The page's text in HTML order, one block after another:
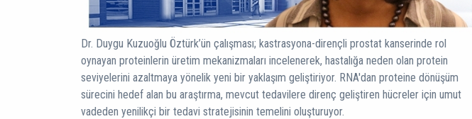
Dr. Duygu Kuzuoğlu Öztürk’ün çalışması; kastrasyona-dirençli prostat kanserinde rol
oynayan proteinlerin üretim mekanizmaları incelenerek, hastalığa neden olan protein
seviyelerini azaltmaya yönelik yeni bir yaklaşım geliştiriyor. RNA'dan proteine dönüşüm
sürecini hedef alan bu araştırma, mevcut tedavilere direnç geliştiren hücreler için umut
vadeden yenilikçi bir tedavi stratejisinin temelini oluşturuyor.